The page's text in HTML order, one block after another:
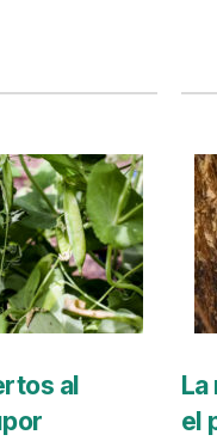
al
La
el